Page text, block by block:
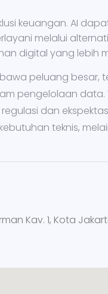
keuangan. AI
melalui
digital yang lebih
peluang besar,
pengelolaan
dan
teknis,
Kav. 1, Kota